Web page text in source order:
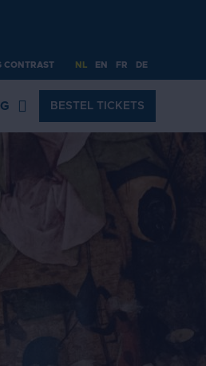
CONTRAST NL EN FR DE
BESTEL TICKETS